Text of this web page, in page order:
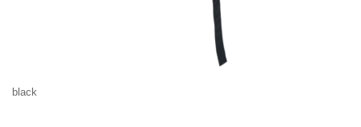
black